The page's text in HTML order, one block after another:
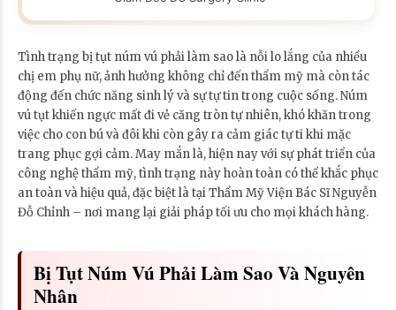
Tình trạng bị tụt núm vú phải làm sao là nỗi lo lắng của nhiều
chị em phụ nữ, ảnh hưởng không chỉ đến thẩm mỹ mà còn tác
động đến chức năng sinh lý và sự tự tin trong cuộc sống. Núm
vú tụt khiến ngực mất đi vẻ căng tròn tự nhiên, khó khăn trong
việc cho con bú và đôi khi còn gây ra cảm giác tự ti khi mặc
trang phục gợi cảm. May mắn là, hiện nay với sự phát triển của
công nghệ thẩm mỹ, tình trạng này hoàn toàn có thể khắc phục
an toàn và hiệu quả, đặc biệt là tại Thẩm Mỹ Viện Bác Sĩ Nguyễn
Đỗ Chỉnh – nơi mang lại giải pháp tối ưu cho mọi khách hàng.
Bị Tụt Núm Vú Phải Làm Sao Và Nguyên
Nhân